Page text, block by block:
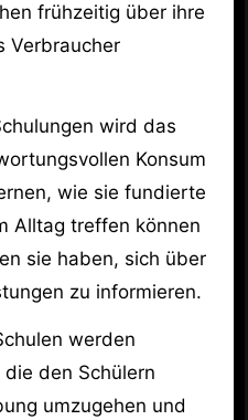
frühzeitig über ihre
Verbraucher
wird das
Konsum
wie sie fundierte
Alltag treffen können
sie haben, sich über
zu informieren.
werden
den Schülern
umzugehen und